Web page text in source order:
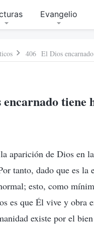
Evangelio
406 El Dios
tiene
aparición de Dios en
tanto, dado que es
esto, como
es que Él vive y obra
existe por el